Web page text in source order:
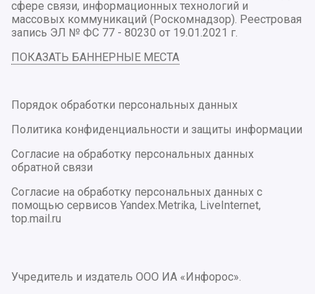
сфере связи, информационных технологий и
массовых коммуникаций (Роскомнадзор). Реестровая
запись ЭЛ № ФС 77 - 80230 от 19.01.2021 г.
ПОКАЗАТЬ БАННЕРНЫЕ МЕСТА
Порядок обработки персональных данных
Политика конфиденциальности и защиты информации
Согласие на обработку персональных данных
обратной связи
Согласие на обработку персональных данных с
помощью сервисов Yandex.Metrika, LiveInternet,
top.mail.ru
Учредитель и издатель ООО ИА «Инфорос».